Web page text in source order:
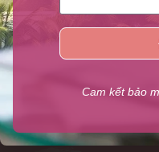
Lilian Beauty
như:
Sơn móng tay, Sơn
ngành Nail, Sản phẩm kềm
tóc, Mỹ phẩm
Cam kết bảo